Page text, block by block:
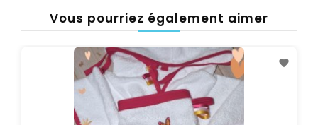
Vous pourriez également aimer